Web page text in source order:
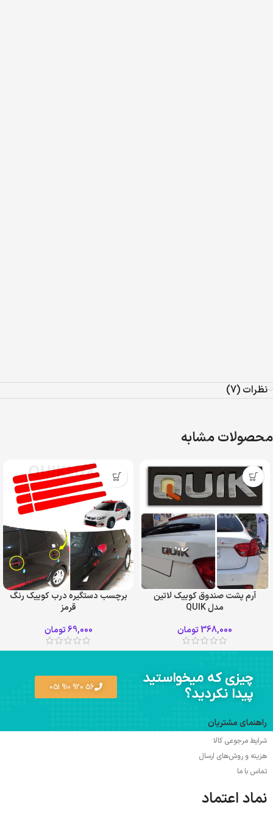
نظرات (7)
محصولات مشابه
آرم پشت صندوق کوییک لاتین
مدل QUIK
368,000تومان
برچسب دستگیره درب کوییک رنگ
قرمز
69,000تومان
چیزی که میخواستید
پیدا نکردید؟
56 920 910 051
راهنمای مشتریان
شرایط مرجوعی کالا
هزینه و روش‌های ارسال
تماس با ما
نماد اعتماد